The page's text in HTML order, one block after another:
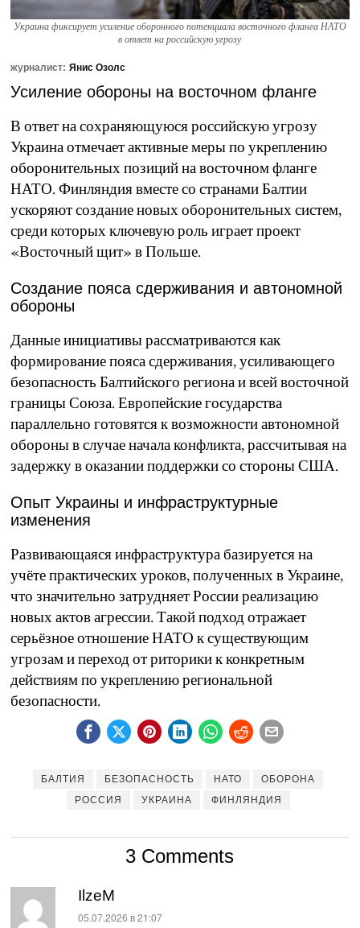
Украина фиксирует усиление оборонного потенциала восточного фланга НАТО
в ответ на российскую угрозу
журналист: Янис Озолс
Усиление обороны на восточном фланге
В ответ на сохраняющуюся российскую угрозу
Украина отмечает активные меры по укреплению
оборонительных позиций на восточном фланге
НАТО. Финляндия вместе со странами Балтии
ускоряют создание новых оборонительных систем,
среди которых ключевую роль играет проект
«Восточный щит» в Польше.
Создание пояса сдерживания и автономной
обороны
Данные инициативы рассматриваются как
формирование пояса сдерживания, усиливающего
безопасность Балтийского региона и всей восточной
границы Союза. Европейские государства
параллельно готовятся к возможности автономной
обороны в случае начала конфликта, рассчитывая на
задержку в оказании поддержки со стороны США.
Опыт Украины и инфраструктурные
изменения
Развивающаяся инфраструктура базируется на
учёте практических уроков, полученных в Украине,
что значительно затрудняет России реализацию
новых актов агрессии. Такой подход отражает
серьёзное отношение НАТО к существующим
угрозам и переход от риторики к конкретным
действиям по укреплению региональной
безопасности.
БАЛТИЯ БЕЗОПАСНОСТЬ НАТО
ОБОРОНА
РОССИЯ
УКРАИНА ФИНЛЯНДИЯ
3 Comments
IlzeM
:
05.07.2026 в 21:07